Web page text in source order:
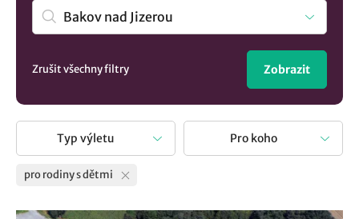
Bakov nad Jizerou. Objevte s námi výlety kudy z nudy s
dětmi.
Zrušit všechny filtry Zobrazit
Typ výletu Pro koho
pro rodiny s dětmi